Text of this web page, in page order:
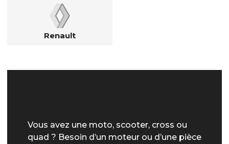
Renault
Vous avez une moto, scooter, cross ou
quad ? Besoin d’un moteur ou d’une pièce